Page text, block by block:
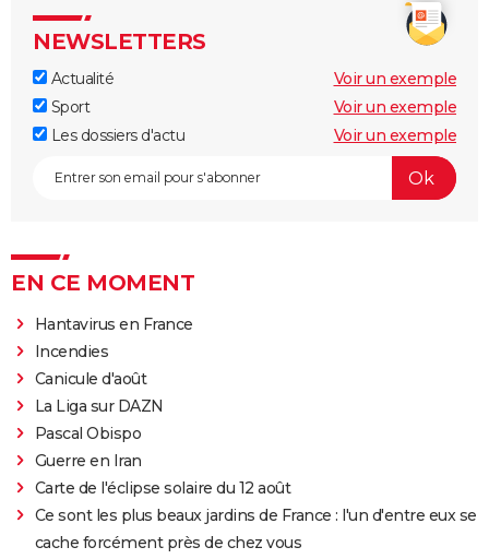
NEWSLETTERS
Actualité
Voir un exemple
Sport
Voir un exemple
Les dossiers d'actu
Voir un exemple
EN CE MOMENT
Hantavirus en France
Incendies
Canicule d'août
La Liga sur DAZN
Pascal Obispo
Guerre en Iran
Carte de l'éclipse solaire du 12 août
Ce sont les plus beaux jardins de France : l'un d'entre eux se
cache forcément près de chez vous